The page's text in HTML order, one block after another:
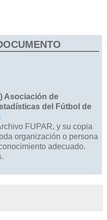
Asociación de
del Fútbol de
FUPAR, y su copia
organización o persona
adecuado.